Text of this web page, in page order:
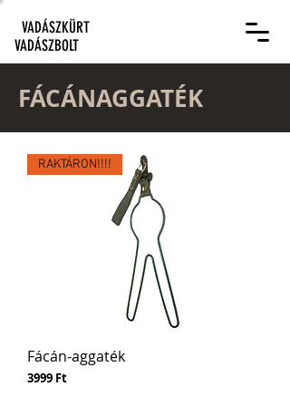
VADÁSZKÜRT
VADÁSZBOLT
FÁCÁNAGGATÉK
RAKTÁRON!!!!
Fácán-aggaték
Ár
3999 Ft